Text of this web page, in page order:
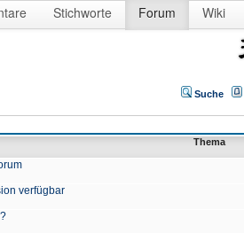
Stichworte Forum Wiki
Suche
Thema
verfügbar